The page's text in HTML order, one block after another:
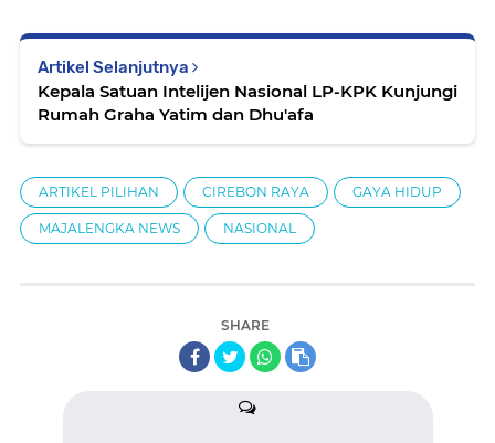
Artikel Selanjutnya
Kepala Satuan Intelijen Nasional LP-KPK Kunjungi
Rumah Graha Yatim dan Dhu'afa
ARTIKEL PILIHAN CIREBON RAYA GAYA HIDUP
MAJALENGKA NEWS NASIONAL
SHARE